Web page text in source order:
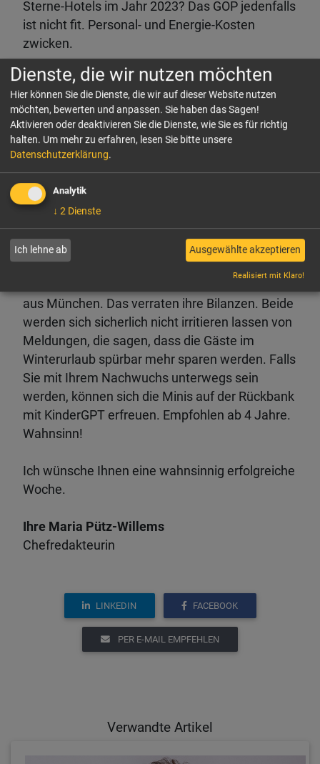
Sterne-Hotels im Jahr 2023? Das GOP jedenfalls
ist nicht fit. Personal- und Energie-Kosten
zwicken.
Keine Geldsorgen hat der obengenannte PIF aus
Riad: Es ist einer der weltgrössten Fonds und
investiert gerne in Hotels – und ab sofort auch in
eigene Marken mit "unverwechselbar"
saudischem Charakter. Und das nicht nur im
eigenen Land, sondern auch international. CEO
der neuen, jetzt bekannt gegebenen
Management-Gesellschaft Adeera ist Stefan
Leser.
Die TUI Group schwebt weiter im Reise-Himmel,
aus München. Das verraten ihre Bilanzen. Beide
werden sich sicherlich nicht irritieren lassen von
Meldungen, die sagen, dass die Gäste im
Winterurlaub spürbar mehr sparen werden. Falls
Sie mit Ihrem Nachwuchs unterwegs sein
werden, können sich die Minis auf der Rückbank
mit KinderGPT erfreuen. Empfohlen ab 4 Jahre.
Wahnsinn!
Ich wünsche Ihnen eine wahnsinnig erfolgreiche
Woche.
Ihre Maria Pütz-Willems
Chefredakteurin
LINKEDIN FACEBOOK
PER E-MAIL EMPFEHLEN
Verwandte Artikel
Dienste, die wir nutzen möchten
Hier können Sie die Dienste, die wir auf dieser Website nutzen
möchten, bewerten und anpassen. Sie haben das Sagen!
Aktivieren oder deaktivieren Sie die Dienste, wie Sie es für richtig
halten. Um mehr zu erfahren, lesen Sie bitte unsere
Datenschutzerklärung.
Analytik
↓ 2 Dienste
Ich lehne ab Ausgewählte akzeptieren
Realisiert mit Klaro!